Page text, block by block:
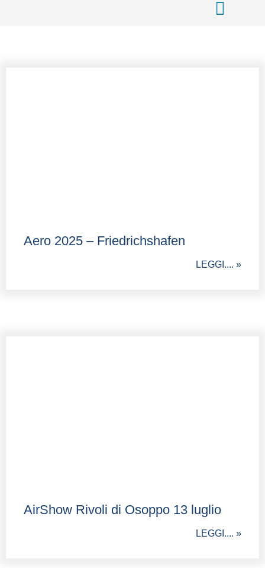
Aero 2025 – Friedrichshafen
LEGGI.... »
AirShow Rivoli di Osoppo 13 luglio
LEGGI.... »